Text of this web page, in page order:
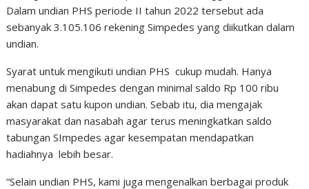
Dalam undian PHS periode II tahun 2022 tersebut ada
sebanyak 3.105.106 rekening Simpedes yang diikutkan dalam
undian.
Syarat untuk mengikuti undian PHS cukup mudah. Hanya
menabung di Simpedes dengan minimal saldo Rp 100 ribu
akan dapat satu kupon undian. Sebab itu, dia mengajak
masyarakat dan nasabah agar terus meningkatkan saldo
tabungan SImpedes agar kesempatan mendapatkan
hadiahnya lebih besar.
“Selain undian PHS, kami juga mengenalkan berbagai produk